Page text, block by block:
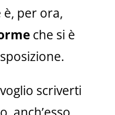
è, per ora,
che si è
scriverti